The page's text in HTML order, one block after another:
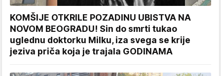
KOMŠIJE OTKRILE POZADINU UBISTVA NA
NOVOM BEOGRADU! Sin do smrti tukao
uglednu doktorku Milku, iza svega se krije
jeziva priča koja je trajala GODINAMA